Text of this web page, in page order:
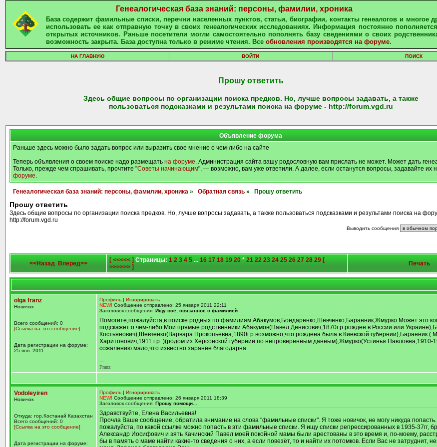
Генеалогическая база знаний: персоны, фамилии, хроника
База содержит фамильные списки, перечни населенных пунктов, статьи, биографии, контакты генеалогов и многое
использовать ее как отправную точку в своих генеалогических исследованиях. Информация постоянно
открытых источников. Раньше посетители могли самостоятельно пополнять базу сведениями о своих
возможность закрыта. База доступна только в режиме чтения. Все обновления производятся на форуме.
НА ГЛАВНУЮ ВОЙТИ ПОИСК
Прошу ответить
Здесь общие вопросы по организации поиска предков. Но, лучше вопросы задавать, а также
пользоваться подсказками и результами поиска на форуме - http://forum.vgd.ru
Объявление форума
Раньше здесь можно было задать вопрос или выразить свое мнение о чем-либо на сайте
Теперь объявления о своем поиске надо размещать на форуме. Администрация сайта вашу родословную вам прислать не может. Может дать
Только, прежде чем спрашивать, прочтите "Советы начинающим", — возможно, вам уже ответили. А далее, если останутся вопросы, задавайте их
форуме.
Генеалогическая база знаний: персоны, фамилии, хроника» Обратная связь» Прошу ответить
Прошу ответить
Здесь общие вопросы по организации поиска предков. Но, лучше вопросы задавать, а также пользоваться подсказками и результами поиска на
http://forum.vgd.ru
Выводить сообщения
<<Назад Вперед>> [ <<<<< ] Страницы: 1 2 3 4 5... 16 17 18 19 20* 21 22 23 24 25 26 27 28 29 [
>>>>>> ]
Печать
olga franz
Новичок
Всего сообщений: 0
[Ссылка на это сообщение]
Дата регистрации на форуме:
25 янв. 2011
Профиль| Игнорировать
NEW! Сообщение отправлено: 25 января 2011 22:11
Заголовок сообщения: Ищу всё, связанное с фамилией
Помогите,пожалуйста,в поиске родных по фамилиям:Абакумов,Бондаренко,Шевченко,Баранник,Жмурко.Может это
подскажет о чем-либо.Мои прямые родственники:Абакумов(Павел Денисович,1870г.р.рожден в России или
Костьянович),Шевченко(Варвара Прокопьевна,1890г.р.возможно,что рождена была в Киевской губернии),Баранник (
Харитонович,1911 г.р. )(родом из Херсонской губернии по непроверенным данным),Жмурко(Устинья Павловна,1910-
сожалению мало,что известно.заранее благодарна.
---
Franz
Vodoleyiren
Новичок
Откуда: гор.Костанай Казахстан
Всего сообщений: 0
[Ссылка на это сообщение]
Дата регистрации на форуме:
Профиль| Игнорировать
NEW! Сообщение отправлено: 26 января 2011 18:39
Заголовок сообщения: Прошу помощи...
Здравствуйте, Елена Васильевна!
Прочла Ваше сообщение, обратила внимание на слова "фамильные списки". Я тоже новичок, не могу никуда
пожалуйста, по какой ссылке можно попасть в эти фамильные списки. Я ищу списки репрессированных в 1935-37гг,
Александр Иосифович и зять Качинский Павел моей покойной мамы были арестованы в это время и, по-моему,
бы в память о маме найти какие-то сведения о них, а если повезёт, то и найти их потомков. Если Вас не затруднит,